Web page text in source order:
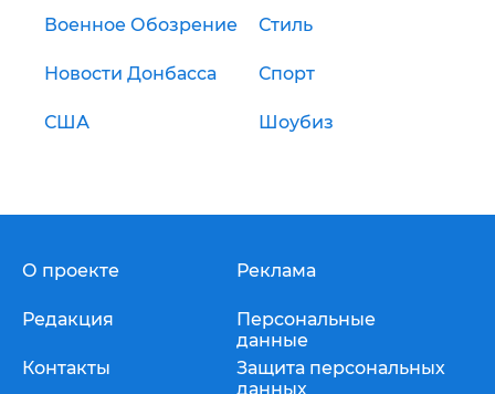
Военное Обозрение Стиль
Новости Донбасса Спорт
США Шоубиз
О проекте
Редакция
Контакты
Реклама
Персональные
данные
Защита персональных
данных